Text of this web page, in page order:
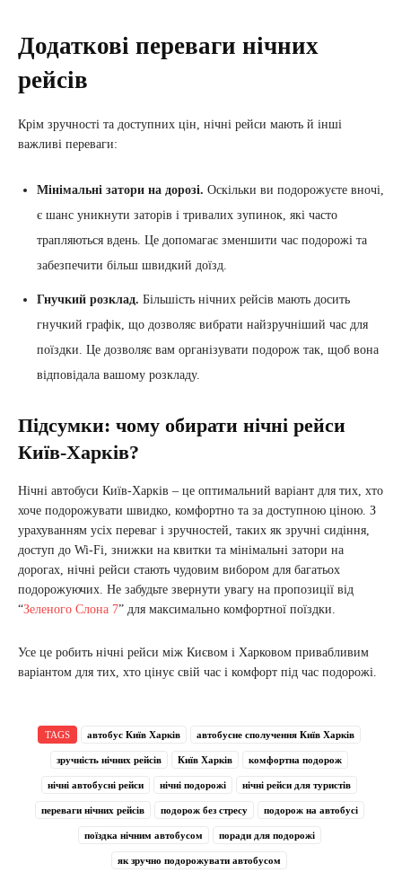
Додаткові переваги нічних
рейсів
Крім зручності та доступних цін, нічні рейси мають й інші
важливі переваги:
Мінімальні затори на дорозі. Оскільки ви подорожуєте вночі,
є шанс уникнути заторів і тривалих зупинок, які часто
трапляються вдень. Це допомагає зменшити час подорожі та
забезпечити більш швидкий доїзд.
Гнучкий розклад. Більшість нічних рейсів мають досить
гнучкий графік, що дозволяє вибрати найзручніший час для
поїздки. Це дозволяє вам організувати подорож так, щоб вона
відповідала вашому розкладу.
Підсумки: чому обирати нічні рейси
Київ-Харків?
Нічні автобуси Київ-Харків – це оптимальний варіант для тих, хто
хоче подорожувати швидко, комфортно та за доступною ціною. З
урахуванням усіх переваг і зручностей, таких як зручні сидіння,
доступ до Wi-Fi, знижки на квитки та мінімальні затори на
дорогах, нічні рейси стають чудовим вибором для багатьох
подорожуючих. Не забудьте звернути увагу на пропозиції від
“Зеленого Слона 7” для максимально комфортної поїздки.
Усе це робить нічні рейси між Києвом і Харковом привабливим
варіантом для тих, хто цінує свій час і комфорт під час подорожі.
TAGS автобус Київ Харків автобусне сполучення Київ Харків
зручність нічних рейсів Київ Харків комфортна подорож
нічні автобусні рейси нічні подорожі нічні рейси для туристів
переваги нічних рейсів подорож без стресу подорож на автобусі
поїздка нічним автобусом поради для подорожі
як зручно подорожувати автобусом